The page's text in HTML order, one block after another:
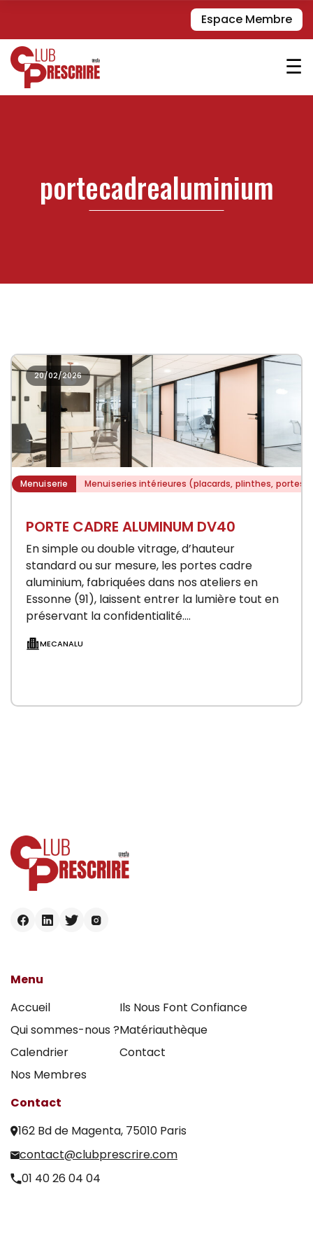
Espace Membre
☰
portecadrealuminium
20/02/2026
Menuiserie Menuiseries intérieures (placards, plinthes, portes)
PORTE CADRE ALUMINUM DV40
En simple ou double vitrage, d’hauteur
standard ou sur mesure, les portes cadre
aluminium, fabriquées dans nos ateliers en
Essonne (91), laissent entrer la lumière tout en
préservant la confidentialité.
MECANALU
Menu
Accueil
Qui sommes-nous ?
Calendrier
Nos Membres
Ils Nous Font Confiance
Matériauthèque
Contact
Contact
162 Bd de Magenta, 75010 Paris
contact@clubprescrire.com
01 40 26 04 04